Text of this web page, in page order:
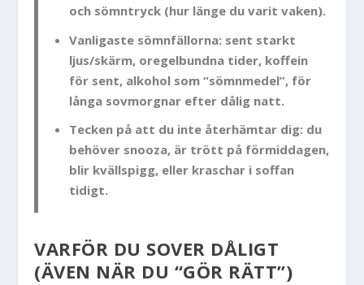
och sömntryck (hur länge du varit vaken).
Vanligaste sömnfällorna: sent starkt
ljus/skärm, oregelbundna tider, koffein
för sent, alkohol som “sömnmedel”, för
långa sovmorgnar efter dålig natt.
Tecken på att du inte återhämtar dig: du
behöver snooza, är trött på förmiddagen,
blir kvällspigg, eller kraschar i soffan
tidigt.
VARFÖR DU SOVER DÅLIGT
(ÄVEN NÄR DU “GÖR RÄTT”)